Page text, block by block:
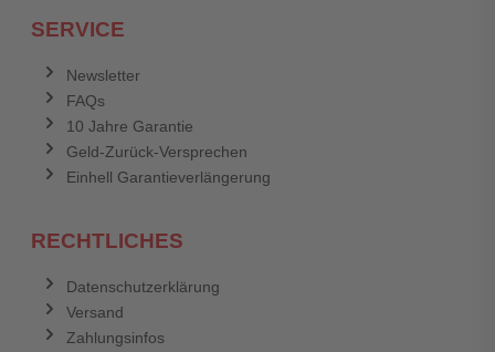
SERVICE
Newsletter
FAQs
10 Jahre Garantie
Geld-Zurück-Versprechen
Einhell Garantieverlängerung
RECHTLICHES
Datenschutzerklärung
Versand
Zahlungsinfos